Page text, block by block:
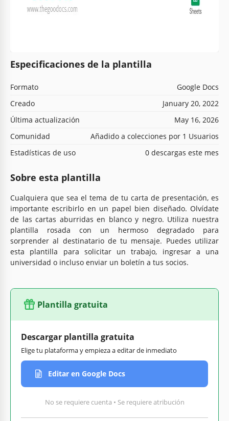
Especificaciones de la plantilla
Formato
Google Docs
Creado
January 20, 2022
Última actualización
May 16, 2026
Comunidad
Añadido a colecciones por 1 Usuarios
Estadísticas de uso
0 descargas este mes
Sobre esta plantilla
Cualquiera que sea el tema de tu carta de presentación, es
importante escribirlo en un papel bien diseñado. Olvídate
de las cartas aburridas en blanco y negro. Utiliza nuestra
plantilla rosada con un hermoso degradado para
sorprender al destinatario de tu mensaje. Puedes utilizar
esta plantilla para solicitar un trabajo, ingresar a una
universidad o incluso enviar un boletín a tus socios.
Plantilla gratuita
Descargar plantilla gratuita
Elige tu plataforma y empieza a editar de inmediato
Editar en Google Docs
No se requiere cuenta • Se requiere atribución